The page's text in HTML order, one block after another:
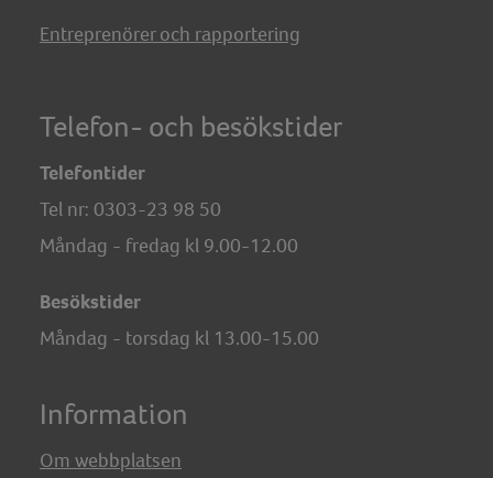
Entreprenörer och rapportering
Telefon- och besökstider
Telefontider
Tel nr: 0303-23 98 50
Måndag - fredag kl 9.00-12.00
Besökstider
Måndag - torsdag kl 13.00-15.00
Information
Om webbplatsen